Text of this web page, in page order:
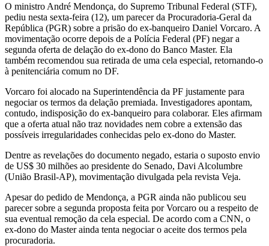
O ministro André Mendonça, do Supremo Tribunal Federal (STF),
pediu nesta sexta-feira (12), um parecer da Procuradoria-Geral da
República (PGR) sobre a prisão do ex-banqueiro Daniel Vorcaro. A
movimentação ocorre depois de a Polícia Federal (PF) negar a
segunda oferta de delação do ex-dono do Banco Master. Ela
também recomendou sua retirada de uma cela especial, retornando-o
à penitenciária comum no DF.
Vorcaro foi alocado na Superintendência da PF justamente para
negociar os termos da delação premiada. Investigadores apontam,
contudo, indisposição do ex-banqueiro para colaborar. Eles afirmam
que a oferta atual não traz novidades nem cobre a extensão das
possíveis irregularidades conhecidas pelo ex-dono do Master.
Dentre as revelações do documento negado, estaria o suposto envio
de US$ 30 milhões ao presidente do Senado, Davi Alcolumbre
(União Brasil-AP), movimentação divulgada pela revista Veja.
Apesar do pedido de Mendonça, a PGR ainda não publicou seu
parecer sobre a segunda proposta feita por Vorcaro ou a respeito de
sua eventual remoção da cela especial. De acordo com a CNN, o
ex-dono do Master ainda tenta negociar o aceite dos termos pela
procuradoria.